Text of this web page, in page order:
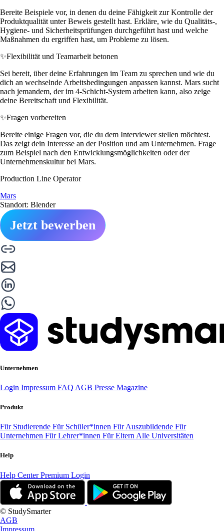
Bereite Beispiele vor, in denen du deine Fähigkeit zur Kontrolle der
Produktqualität unter Beweis gestellt hast. Erkläre, wie du Qualitäts-,
Hygiene- und Sicherheitsprüfungen durchgeführt hast und welche
Maßnahmen du ergriffen hast, um Probleme zu lösen.
✨Flexibilität und Teamarbeit betonen
Sei bereit, über deine Erfahrungen im Team zu sprechen und wie du
dich an wechselnde Arbeitsbedingungen anpassen kannst. Mars sucht
nach jemandem, der im 4-Schicht-System arbeiten kann, also zeige
deine Bereitschaft und Flexibilität.
✨Fragen vorbereiten
Bereite einige Fragen vor, die du dem Interviewer stellen möchtest.
Das zeigt dein Interesse an der Position und am Unternehmen. Frage
zum Beispiel nach den Entwicklungsmöglichkeiten oder der
Unternehmenskultur bei Mars.
Production Line Operator
Mars
Standort: Blender
Jetzt bewerben
Unternehmen
Login Impressum FAQ AGB Presse Magazine
Produkt
Für Studierende Für Schüler*innen Für Auszubildende Für
Unternehmen Für Lehrer*innen Für Eltern Alle Universitäten
Help
Help CenterPremium Login
© StudySmarter
AGB
Impressum